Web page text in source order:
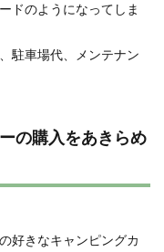
ドのようになってしま
駐車場代、メンテナン
の購入をあきらめ
好きなキャンピングカ